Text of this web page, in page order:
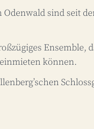
sind seit
Ensemble,
können.